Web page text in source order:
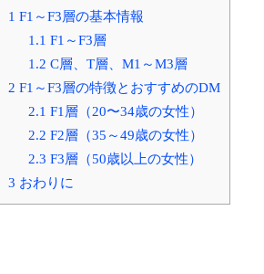
1 F1～F3層の基本情報
1.1 F1～F3層
1.2 C層、T層、M1～M3層
2 F1～F3層の特徴とおすすめのDM
2.1 F1層（20〜34歳の女性）
2.2 F2層（35～49歳の女性）
2.3 F3層（50歳以上の女性）
3 おわりに